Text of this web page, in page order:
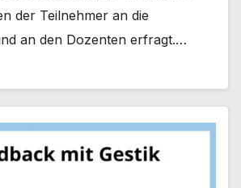
der Teilnehmer an die
an den Dozenten erfragt.…